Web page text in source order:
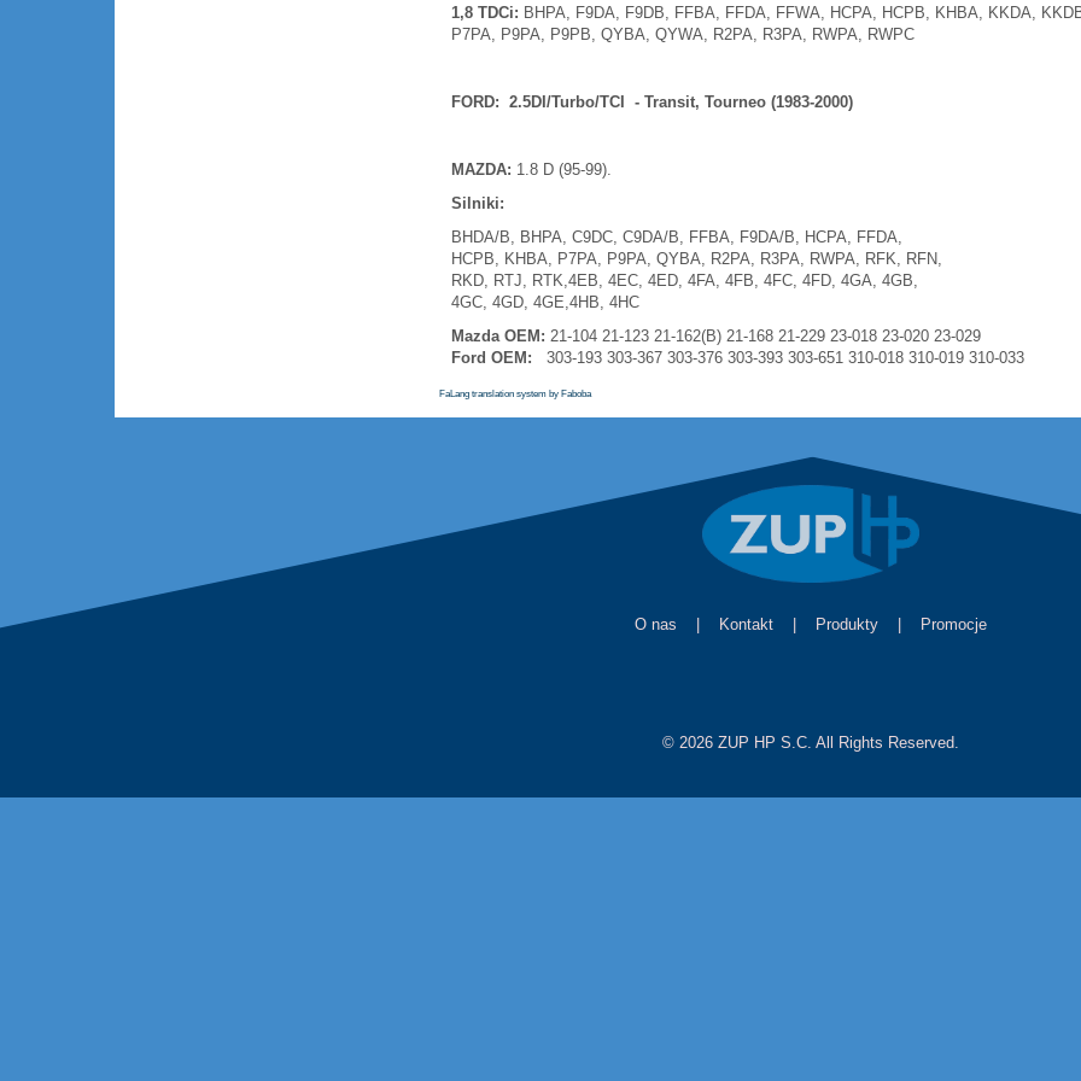
1,8 TDCi: BHPA, F9DA, F9DB, FFBA, FFDA, FFWA, HCPA, HCPB, KHBA, KKDA,
P7PA, P9PA, P9PB, QYBA, QYWA, R2PA, R3PA, RWPA, RWPC
FORD: 2.5DI/Turbo/TCI - Transit, Tourneo (1983-2000)
MAZDA: 1.8 D (95-99).
Silniki:
BHDA/B, BHPA, C9DC, C9DA/B, FFBA, F9DA/B, HCPA, FFDA,
HCPB, KHBA, P7PA, P9PA, QYBA, R2PA, R3PA, RWPA, RFK, RFN,
RKD, RTJ, RTK,4EB, 4EC, 4ED, 4FA, 4FB, 4FC, 4FD, 4GA, 4GB,
4GC, 4GD, 4GE,4HB, 4HC
Mazda OEM: 21-104 21-123 21-162(B) 21-168 21-229 23-018 23-020 23-029
Ford OEM: 303-193 303-367 303-376 303-393 303-651 310-018 310-019 310-033
FaLang translation system by Faboba
O nas Kontakt Produkty Promocje
© 2026 ZUP HP S.C. All Rights Reserved.